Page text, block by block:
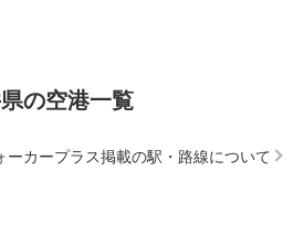
の空港一覧
ーカープラス掲載の駅・路線について